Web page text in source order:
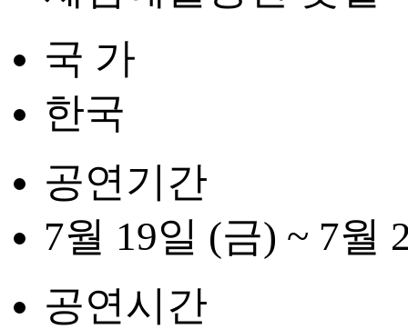
국 가
한국
공연기간
7월 19일 (금) ~ 7월
공연시간